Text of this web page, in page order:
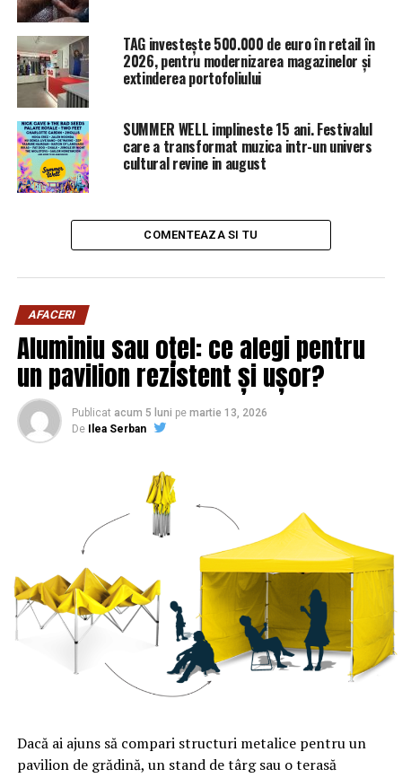
TAG investește 500.000 de euro în retail în
2026, pentru modernizarea magazinelor și
extinderea portofoliului
SUMMER WELL implineste 15 ani. Festivalul
care a transformat muzica intr-un univers
cultural revine in august
COMENTEAZA SI TU
AFACERI
Aluminiu sau oțel: ce alegi pentru
un pavilion rezistent și ușor?
Publicat acum 5 luni pe martie 13, 2026
De
Ilea Serban
Dacă ai ajuns să compari structuri metalice pentru un
pavilion de grădină, un stand de târg sau o terasă